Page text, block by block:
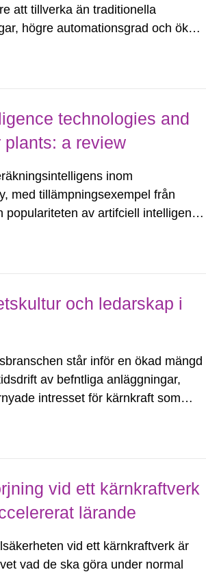
att tillverka än traditionella
högre automationsgrad och ökad
technologies and
a review
inom
med tillämpningsexempel från
populariteten av artifciell intelligens
och ledarskap i
står inför en ökad mängd
av befntliga anläggningar,
intresset för kärnkraft som
vid ett kärnkraftverk
lärande
vid ett kärnkraftverk är
vad de ska göra under normal